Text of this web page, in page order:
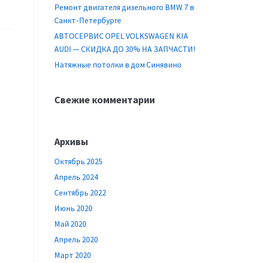
Ремонт двигателя дизельного BMW 7 в
Санкт-Петербурге
АВТОСЕРВИС OPEL VOLKSWAGEN KIA
AUDI — СКИДКА ДО 30% НА ЗАПЧАСТИ!
Натяжные потолки в дом Синявино
Свежие комментарии
Архивы
Октябрь 2025
Апрель 2024
Сентябрь 2022
Июнь 2020
Май 2020
Апрель 2020
Март 2020